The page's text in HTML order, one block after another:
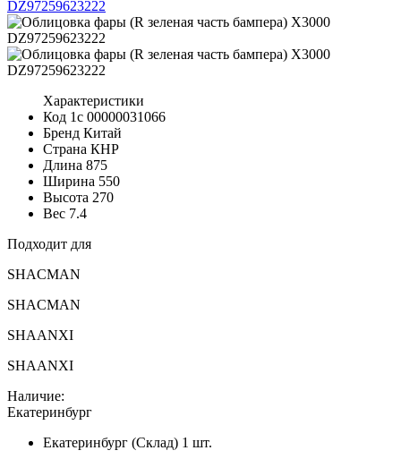
Характеристики
Код 1с 00000031066
Бренд Китай
Страна КНР
Длина 875
Ширина 550
Высота 270
Вес 7.4
Подходит для
SHACMAN
SHACMAN
SHAANXI
SHAANXI
Наличие:
Екатеринбург
Екатеринбург (Склад) 1 шт.